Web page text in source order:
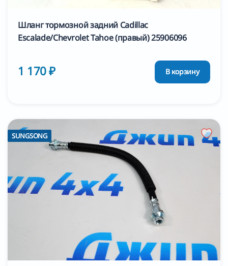
Шланг тормозной задний Cadillac
Escalade/Chevrolet Tahoe (правый) 25906096
1 170 ₽ В корзину
SUNGSONG